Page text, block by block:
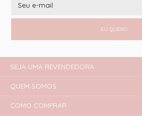
EU QUERO
SEJA UMA REVENDEDORA
QUEM SOMOS
COMO COMPRAR